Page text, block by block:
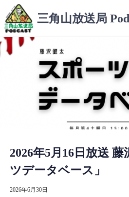
ン
テ
ン
ツ
三角山放送局
2026年5月16日放送
ツデータベース」
2026年6月30日